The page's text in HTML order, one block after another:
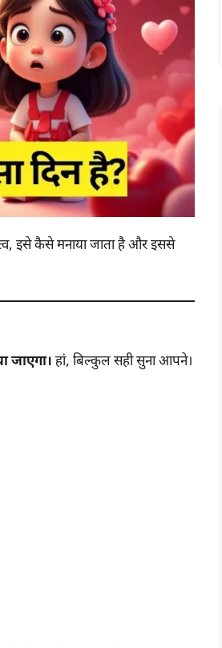
इसे कैसे मनाया जाता है और इससे
जाएगा। हां, बिल्कुल सही सुना आपने।